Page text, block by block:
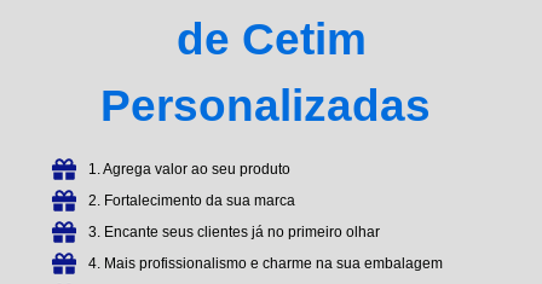
de Cetim
Personalizadas
1. Agrega valor ao seu produto
2. Fortalecimento da sua marca
3. Encante seus clientes já no primeiro olhar
4. Mais profissionalismo e charme na sua embalagem